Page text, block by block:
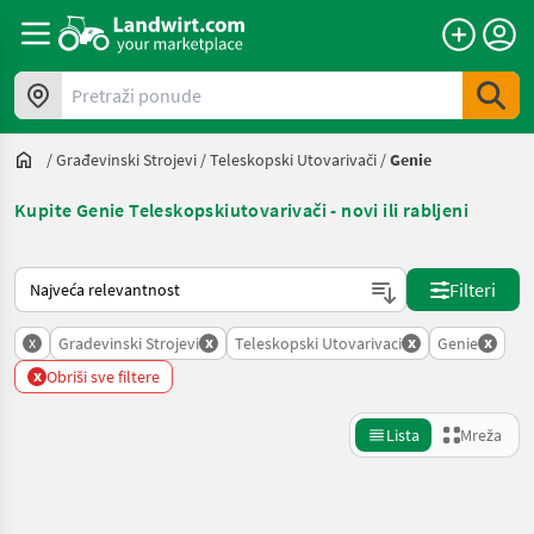
Pretraži ponude
/Građevinski Strojevi /Teleskopski Utovarivači /Genie
Kupite Genie Teleskopskiutovarivači - novi ili rabljeni
Način na koji sortira Landwirt.com
Filteri
x Gradevinski Strojevi x Teleskopski Utovarivaci x Genie x
x Obriši sve filtere
Lista Mreža